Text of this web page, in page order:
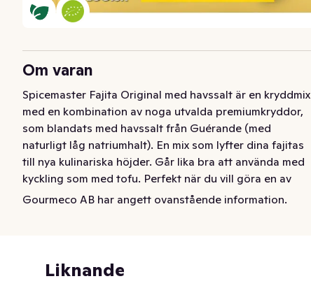
Om varan
Spicemaster Fajita Original med havssalt är en kryddmix
med en kombination av noga utvalda premiumkryddor,
som blandats med havssalt från Guérande (med
naturligt låg natriumhalt). En mix som lyfter dina fajitas
till nya kulinariska höjder. Går lika bra att använda med
kyckling som med tofu. Perfekt när du vill göra en av
världens mest populära mexikanska rätter hemma.
Gourmeco AB har angett ovanstående information.
Liknande